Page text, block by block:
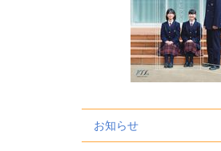
お知らせ